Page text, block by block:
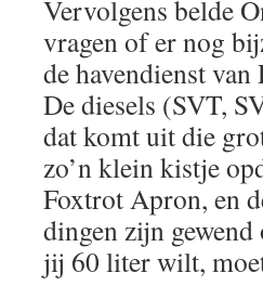
Vervolgens belde
vragen of er nog
de havendienst van
De diesels (SVT,
dat komt uit die
zo’n klein kistje
Foxtrot Apron, en
dingen zijn
jij 60 liter wilt,